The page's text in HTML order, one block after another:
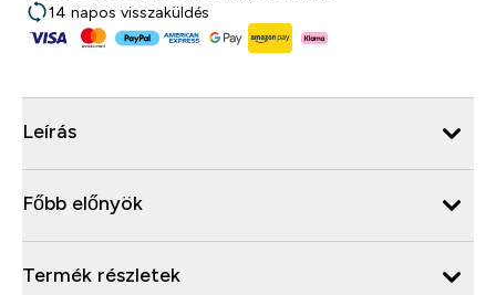
14 napos visszaküldés
Leírás
Főbb előnyök
Termék részletek